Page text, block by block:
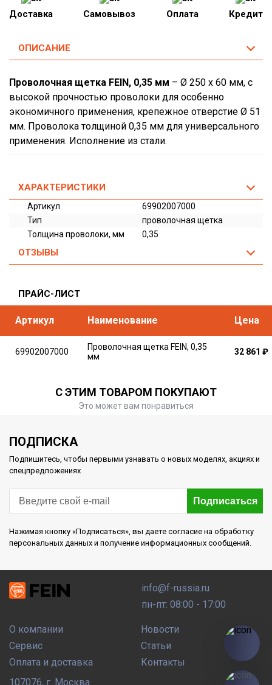
Доставка Самовывоз Оплата Кредит
ОПИСАНИЕ
Проволочная щетка FEIN, 0,35 мм – Ø 250 x 60 мм, с
высокой прочностью проволоки для особенно
экономичного применения, крепежное отверстие Ø 51
мм. Проволока толщиной 0,35 мм для универсального
применения. Исполнение из стали.
ХАРАКТЕРИСТИКИ
Артикул
69902007000
Тип
проволочная щетка
Толщина проволоки, мм
0,35
ОТЗЫВЫ
ПРАЙС-ЛИСТ
Артикул Наименование Цена
69902007000
Проволочная щетка FEIN, 0,35
мм
32 861 ₽
С ЭТИМ ТОВАРОМ ПОКУПАЮТ
Это может вам понравиться
ПОДПИСКА
Подпишитесь, чтобы первыми узнавать о новых моделях, акциях и
спецпредложениях
Подписаться
Нажимая кнопку «Подписаться», вы даете согласие на обработку
персональных данных и получение информационных сообщений.
О компании
Сервис
Оплата и доставка
Новости
Статьи
Контакты
info@f-russia.ru
пн-пт: 08:00 - 17:00
107076, г. Москва